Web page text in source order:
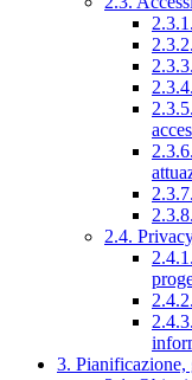
2.4.
3. Pianificazione,